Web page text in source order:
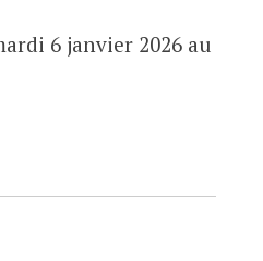
6 janvier 2026 au